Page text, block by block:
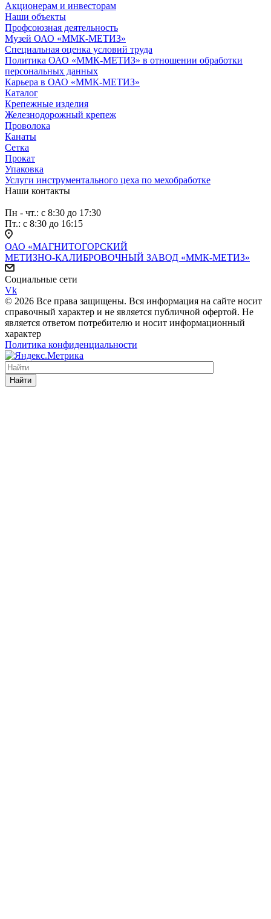
Акционерам и инвесторам
Наши объекты
Профсоюзная деятельность
Музей ОАО «ММК-МЕТИЗ»
Специальная оценка условий труда
Политика ОАО «ММК-МЕТИЗ» в отношении обработки
персональных данных
Карьера в ОАО «ММК-МЕТИЗ»
Каталог
Крепежные изделия
Железнодорожный крепеж
Проволока
Канаты
Сетка
Прокат
Упаковка
Услуги инструментального цеха по мехобработке
Наши контакты
Пн - чт.: с 8:30 до 17:30
Пт.: с 8:30 до 16:15
ОАО «МАГНИТОГОРСКИЙ
МЕТИЗНО-КАЛИБРОВОЧНЫЙ ЗАВОД «ММК-МЕТИЗ»
Социальные сети
Vk
© 2026 Все права защищены. Вся информация на сайте носит
справочный характер и не является публичной офертой. Не
является ответом потребителю и носит информационный
характер
Политика конфиденциальности
Найти